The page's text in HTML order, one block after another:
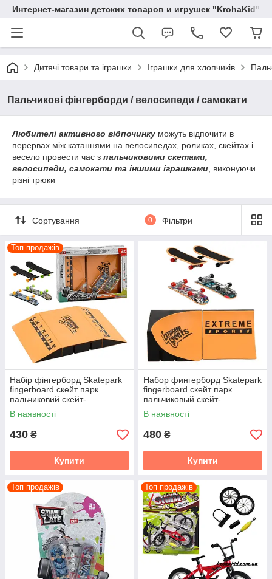
Интернет-магазин детских товаров и игрушек "KrohaKid"
Дитячі товари та іграшки Іграшки для хлопчиків
Пальчикові фінгерборди / велосипеди / самокати
Любителі активного відпочинку можуть відпочити в
перервах між катаннями на велосипедах, роликах, скейтах і
весело провести час з пальчиковими скетами,
велосипеди, самокати та іншими іграшками , виконуючи
різні трюки
Сортування 0 Фільтри
Топ продажів
Набір фінгерборд Skatepark
fingerboard скейт парк
пальчиковий скейт-
фінгерборд з трампліном та
2 скейти 504D
В наявності
430 ₴
Купити
Набор фингерборд Skatepark
fingerboard скейт парк
пальчиковый скейт-
фингерборд с рампой и 2
скейта 505D
В наявності
480 ₴
Купити
Топ продажів Топ продажів